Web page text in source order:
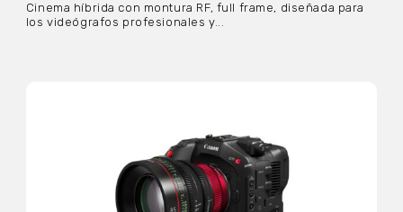
Cinema híbrida con montura RF, full frame, diseñada para
los videógrafos profesionales y...